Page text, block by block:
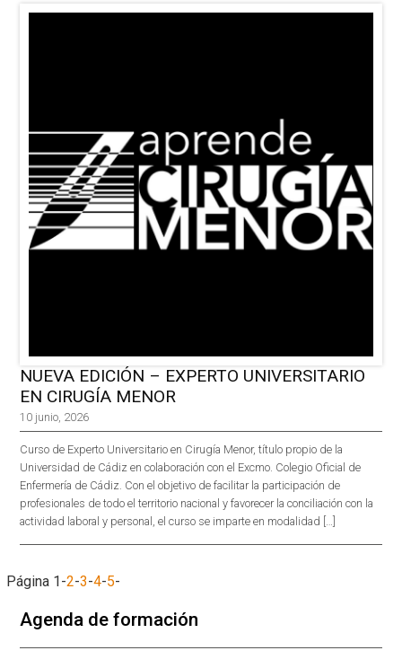
NUEVA EDICIÓN – EXPERTO UNIVERSITARIO
EN CIRUGÍA MENOR
10 junio, 2026
Curso de Experto Universitario en Cirugía Menor, título propio de la
Universidad de Cádiz en colaboración con el Excmo. Colegio Oficial de
Enfermería de Cádiz. Con el objetivo de facilitar la participación de
profesionales de todo el territorio nacional y favorecer la conciliación con la
actividad laboral y personal, el curso se imparte en modalidad […]
Página 1 -2-3-4-5-
Agenda de formación